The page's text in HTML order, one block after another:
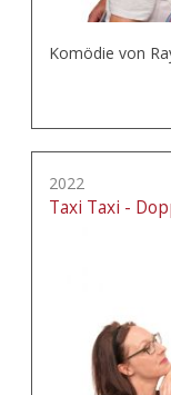
Komödie von
2022
Taxi Taxi -